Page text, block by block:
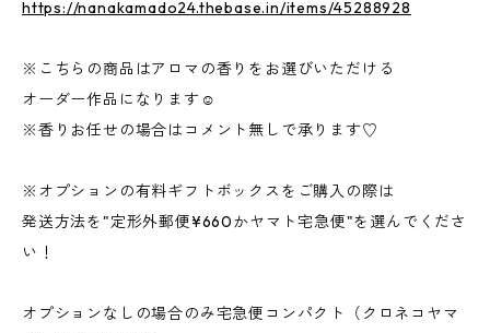
https://nanakamado24.thebase.in/items/45288928
※こちらの商品はアロマの香りをお選びいただける
オーダー作品になります☺︎
※香りお任せの場合はコメント無しで承ります♡
※オプションの有料ギフトボックスをご購入の際は
発送方法を"定形外郵便¥660かヤマト宅急便"を選んでくださ
い！
オプションなしの場合のみ宅急便コンパクト（クロネコヤマ